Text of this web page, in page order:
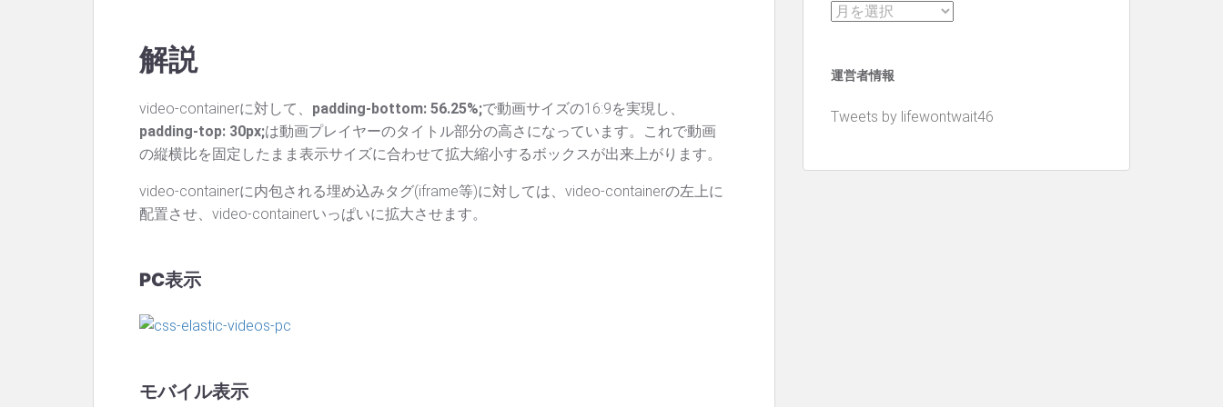
解説
video-containerに対して、 padding-bottom: 56.25%;で動画サイズの16:9を実現し、
padding-top: 30px;は動画プレイヤーのタイトル部分の高さになっています。これで動画
の縦横比を固定したまま表示サイズに合わせて拡大縮小するボックスが出来上がります。
video-containerに内包される埋め込みタグ(iframe等)に対しては、video-containerの左上に
配置させ、video-containerいっぱいに拡大させます。
PC表示
モバイル表示
ア
イ
運営者情報
Tweets by lifewontwait46